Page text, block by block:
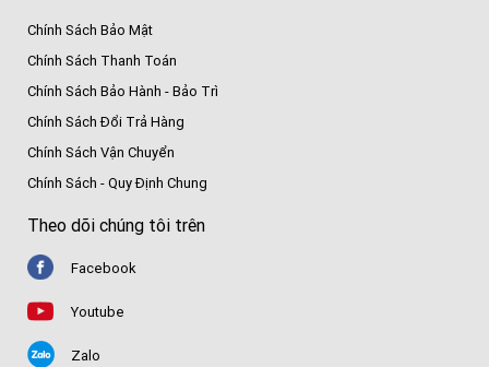
Chính Sách Bảo Mật
Chính Sách Thanh Toán
Chính Sách Bảo Hành - Bảo Trì
Chính Sách Đổi Trả Hàng
Chính Sách Vận Chuyển
Chính Sách - Quy Định Chung
Theo dõi chúng tôi trên
Facebook
Youtube
Zalo